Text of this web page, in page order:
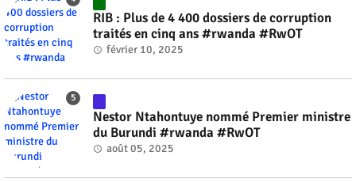
RIB : Plus de 4 400 dossiers de corruption
traités en cinq ans #rwanda #RwOT
février 10, 2025
Nestor Ntahontuye nommé Premier ministre
du Burundi #rwanda #RwOT
août 05, 2025